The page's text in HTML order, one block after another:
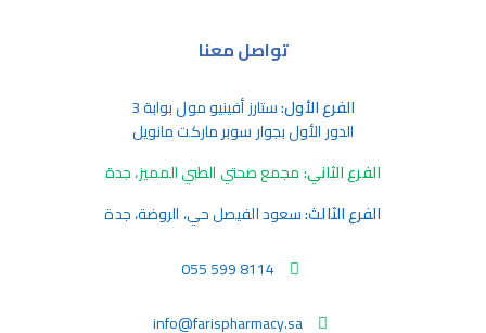
تواصل معنا
الفرع الأول:ستارز أفينيو مول بوابة 3
الدور الأول بجوار سوبر ماركت مانويل
الفرع الثاني:مجمع صحتي الطبي المميز، جدة
الفرع الثالث:سعود الفيصل حي، الروضة، جدة
055 599 8114
info@farispharmacy.sa